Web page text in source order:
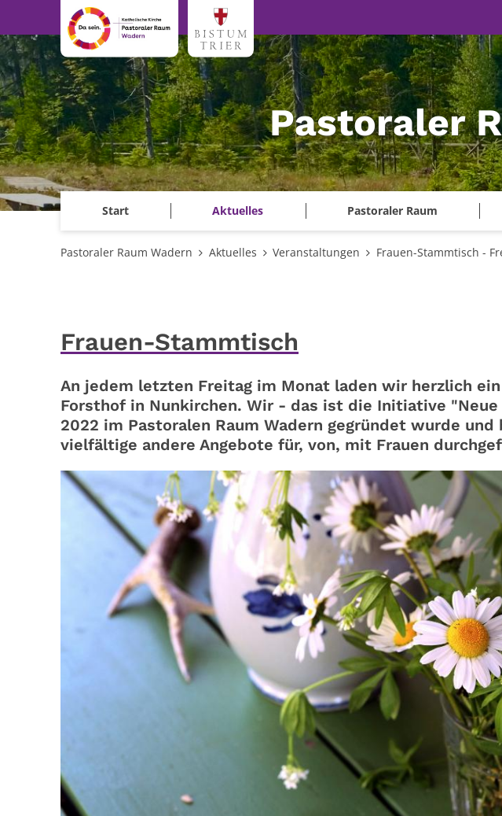
Zum Inhalt springen
Pastoraler
Start Aktuelles Pastoraler Raum
Pastoraler Raum Wadern Aktuelles Veranstaltungen Frauen-Stammtisch -
Frauen-Stammtisch
An jedem letzten Freitag im Monat laden wir herzlich
Forsthof in Nunkirchen. Wir - das ist die Initiative
2022 im Pastoralen Raum Wadern gegründet wurde
vielfältige andere Angebote für, von, mit Frauen